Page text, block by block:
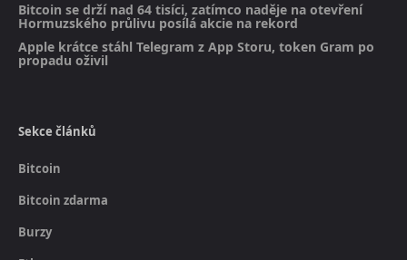
Bitcoin se drží nad 64 tisíci, zatímco naděje na otevření
Hormuzského průlivu posílá akcie na rekord
Apple krátce stáhl Telegram z App Storu, token Gram po
propadu oživil
Sekce článků
Bitcoin
Bitcoin zdarma
Burzy